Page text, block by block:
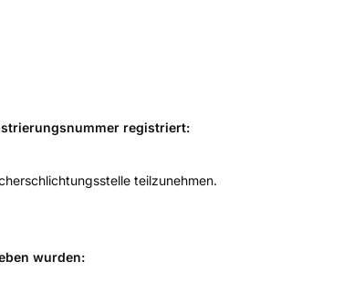
registriert:
teilzunehmen.
wurden: